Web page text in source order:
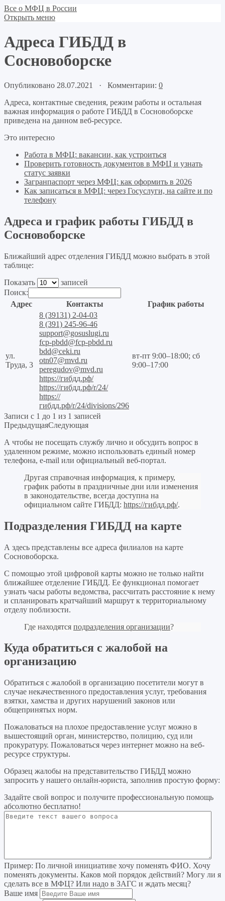
Все о МФЦ в России
Открыть меню
Адреса ГИБДД в
Сосновоборске
Опубликовано 28.07.2021 · Комментарии: 0
Адреса, контактные сведения, режим работы и остальная
важная информация о работе ГИБДД в Сосновоборске
приведена на данном веб-ресурсе.
Это интересно
Работа в МФЦ: вакансии, как устроиться
Проверить готовность документов в МФЦ и узнать
статус заявки
Загранпаспорт через МФЦ: как оформить в 2026
Как записаться в МФЦ: через Госуслуги, на сайте и по
телефону
Адреса и график работы ГИБДД в
Сосновоборске
Ближайший адрес отделения ГИБДД можно выбрать в этой
таблице:
Показать
записей
Поиск:
Адрес
Контакты График работы
ул.
Труда, 3
8 (39131) 2-04-03
8 (391) 245-96-46
support@gosuslugi.ru
fcp-pbdd@fcp-pbdd.ru
bdd@ceki.ru
otn07@mvd.ru
peregudov@mvd.ru
https://гибдд.рф/
https://гибдд.рф/r/24/
https://
гибдд.рф/r/24/divisions/296
вт-пт 9:00–18:00; сб
9:00–17:00
Записи с 1 до 1 из 1 записей
ПредыдущаяСледующая
А чтобы не посещать службу лично и обсудить вопрос в
удаленном режиме, можно использовать единый номер
телефона, e-mail или официальный веб-портал.
Другая справочная информация, к примеру,
график работы в праздничные дни или изменения
в законодательстве, всегда доступна на
официальном сайте ГИБДД: https://гибдд.рф/.
Подразделения ГИБДД на карте
А здесь представлены все адреса филиалов на карте
Сосновоборска.
С помощью этой цифровой карты можно не только найти
ближайшее отделение ГИБДД. Ее функционал помогает
узнать часы работы ведомства, рассчитать расстояние к нему
и спланировать кратчайший маршрут к территориальному
отделу поблизости.
Где находятся подразделения организации?
Куда обратиться с жалобой на
организацию
Обратиться с жалобой в организацию посетители могут в
случае некачественного предоставления услуг, требования
взятки, хамства и других нарушений законов или
общепринятых норм.
Пожаловаться на плохое предоставление услуг можно в
вышестоящий орган, министерство, полицию, суд или
прокуратуру. Пожаловаться через интернет можно на веб-
ресурсе структуры.
Образец жалобы на представительство ГИБДД можно
запросить у нашего онлайн-юриста, заполнив простую форму:
Задайте свой вопрос и получите профессиональную помощь
абсолютно бесплатно!
Пример: По личной инициативе хочу поменять ФИО. Хочу
поменять документы. Каков мой порядок действий? Могу ли я
сделать все в МФЦ? Или надо в ЗАГС и ждать месяц?
Ваше имя